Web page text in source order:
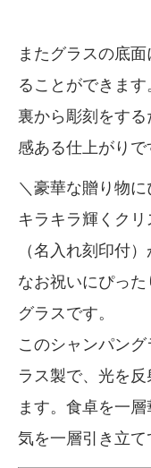
またグラスの底
ることができます
裏から彫刻をす
感ある仕上がりで
＼豪華な贈り物に
キラキラ輝くク
（名入れ刻印付
なお祝いにぴっ
グラスです。
このシャンパン
ラス製で、光を
ます。食卓を一
気を一層引き立て